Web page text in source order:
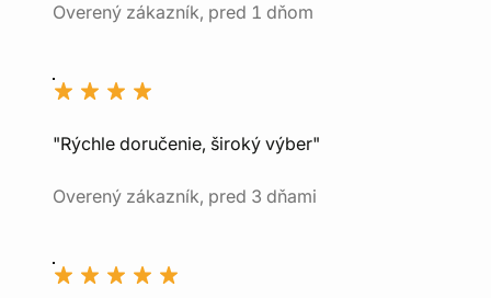
Overený zákazník, pred 1 dňom
"Rýchle doručenie, široký výber"
Overený zákazník, pred 3 dňami